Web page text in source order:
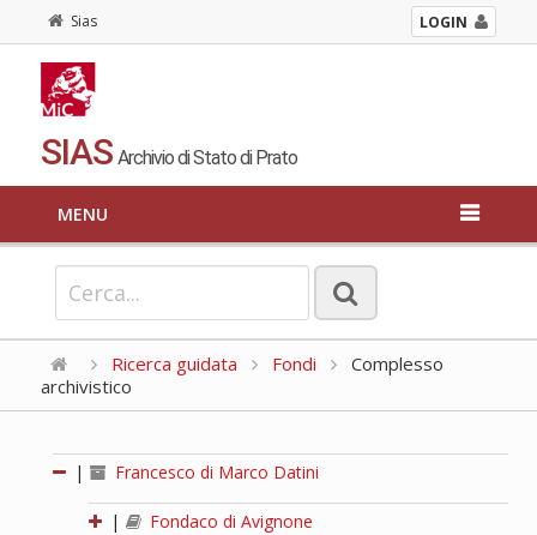
Sias LOGIN
SIAS Archivio di Stato di Prato
MENU
Ricerca guidata Fondi
Complesso
archivistico
| Francesco di Marco Datini
|
Fondaco di Avignone